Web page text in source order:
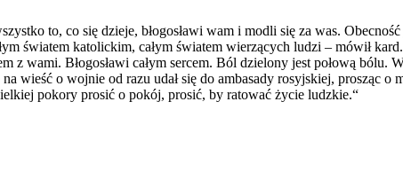
to, co się dzieje, błogosławi wam i modli się za was.
światem katolickim, całym światem wierzących ludzi – mówił
z wami. Błogosławi całym sercem. Ból dzielony jest połową bólu.
wieść o wojnie od razu udał się do ambasady rosyjskiej, prosząc o
pokory prosić o pokój, prosić, by ratować życie ludzkie.“